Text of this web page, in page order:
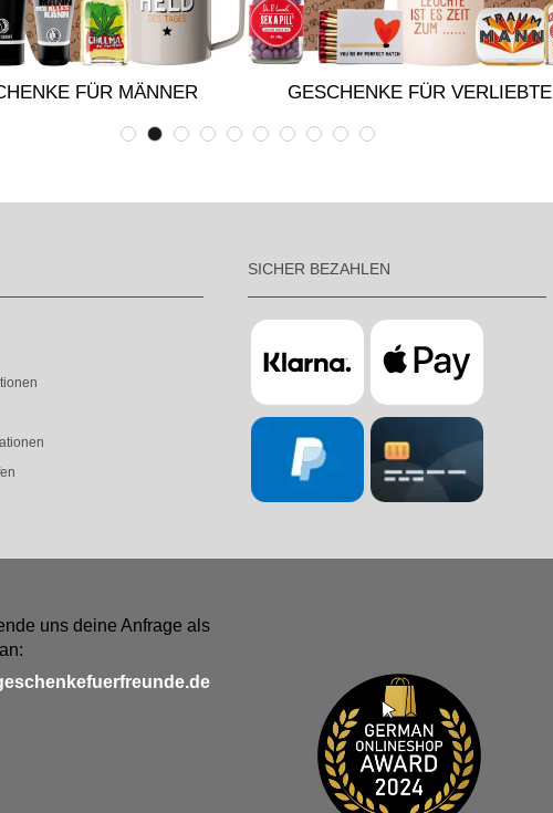
FÜR MÄNNER GESCHENKE FÜR VERLIEBTE
SICHER BEZAHLEN
uns deine Anfrage als